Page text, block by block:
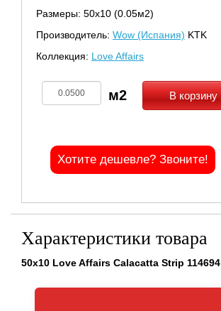
Размеры: 50х10 (0.05м2)
Производитель: Wow (Испания) KTK
Коллекция: Love Affairs
В корзину
Хотите дешевле? Звоните!
Характеристики товара
50x10 Love Affairs Calacatta Strip 114694